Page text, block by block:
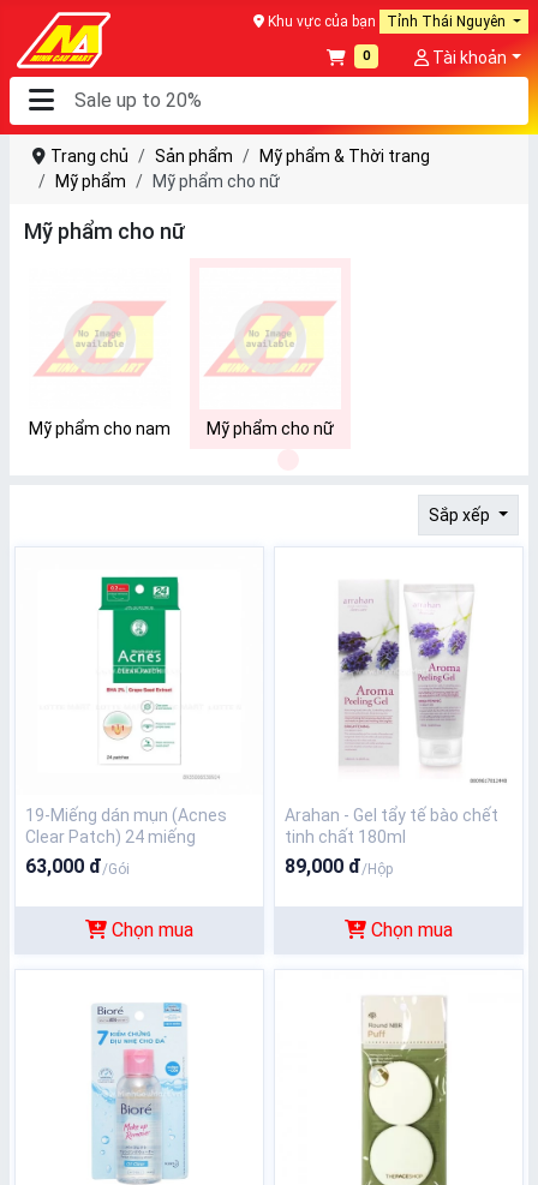
Khu vực của bạn Tỉnh Thái Nguyên
0 Tài khoản
Trang chủ Sản phẩm
Mỹ phẩm & Thời trang
Mỹ phẩm
Mỹ phẩm cho nữ
Mỹ phẩm cho nữ
Mỹ phẩm cho nam
Mỹ phẩm cho nữ
Sắp xếp
19-Miếng dán mụn (Acnes
Clear Patch) 24 miếng
63,000 đ/Gói
Chọn mua
Arahan - Gel tẩy tế bào chết
tinh chất 180ml
89,000 đ/Hộp
Chọn mua